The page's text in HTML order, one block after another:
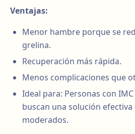
Ventajas:
Menor hambre porque se
grelina.
Recuperación más rápida.
Menos complicaciones que
Ideal para: Personas con
buscan una solución
moderados.